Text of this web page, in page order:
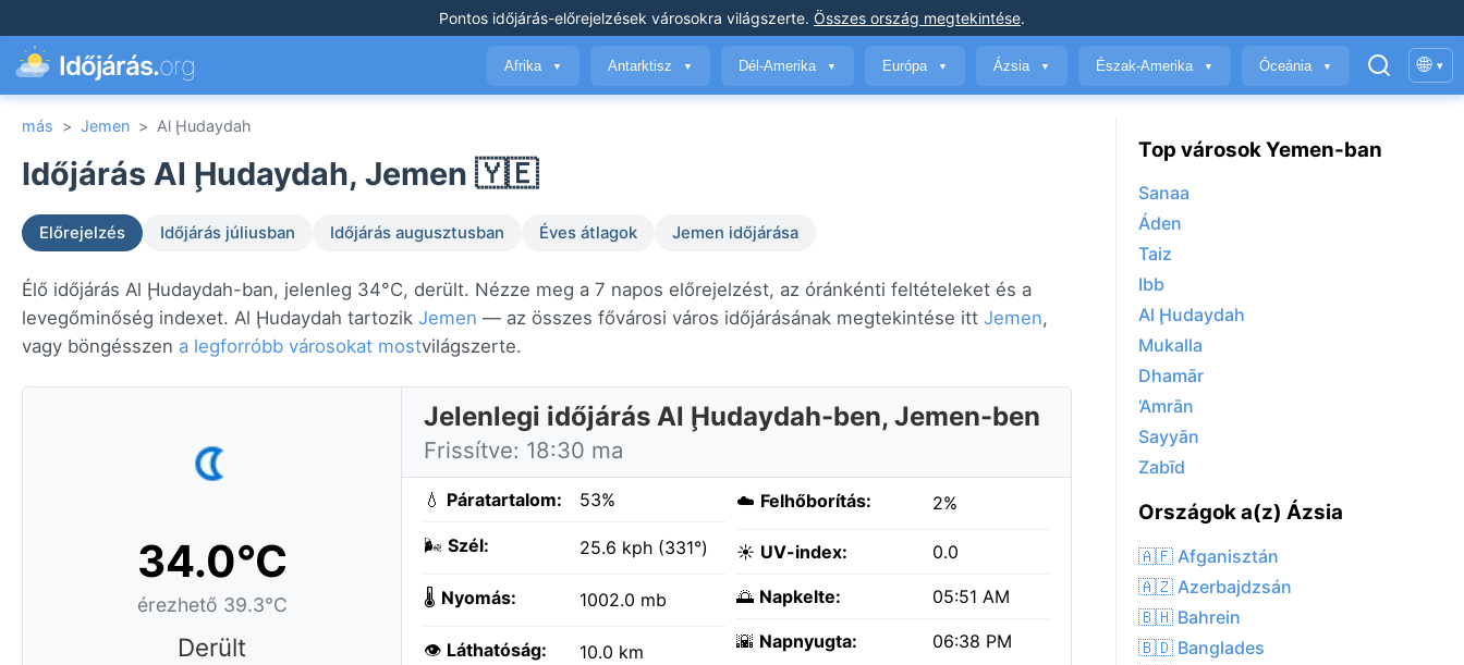
Pontos időjárás-előrejelzések városokra világszerte. Összes ország megtekintése.
Időjárás.org Afrika ▼ Antarktisz ▼ Dél-Amerika ▼ Európa ▼ Ázsia ▼ Észak-Amerika ▼ Óceánia ▼ 🌐 ▾
más > Jemen > Al Ḩudaydah
Időjárás Al Ḩudaydah, Jemen 🇾🇪
Előrejelzés Időjárás júliusban Időjárás augusztusban Éves átlagok Jemen időjárása
Élő időjárás Al Ḩudaydah-ban, jelenleg 34°C, derült. Nézze meg a 7 napos előrejelzést, az óránkénti feltételeket és a
levegőminőség indexet. Al Ḩudaydah tartozik Jemen — az összes fővárosi város időjárásának megtekintése itt Jemen,
vagy böngésszen a legforróbb városokat mostvilágszerte.
34.0°C
érezhető 39.3°C
Derült
Jelenlegi időjárás Al Ḩudaydah-ben, Jemen-ben
Frissítve: 18:30 ma
💧 Páratartalom: 53%
🌬️ Szél: 25.6 kph (331°)
🌡️ Nyomás: 1002.0 mb
👁️ Láthatóság: 10.0 km
☁️ Felhőborítás: 2%
☀️ UV-index: 0.0
🌅 Napkelte: 05:51 AM
🌇 Napnyugta: 06:38 PM
Top városok Yemen-ban
Sanaa
Áden
Taiz
Ibb
Al Ḩudaydah
Mukalla
Dhamār
‘Amrān
Sayyān
Zabīd
Országok a(z) Ázsia
🇦🇫 Afganisztán
🇦🇿 Azerbajdzsán
🇧🇭 Bahrein
🇧🇩 Banglades